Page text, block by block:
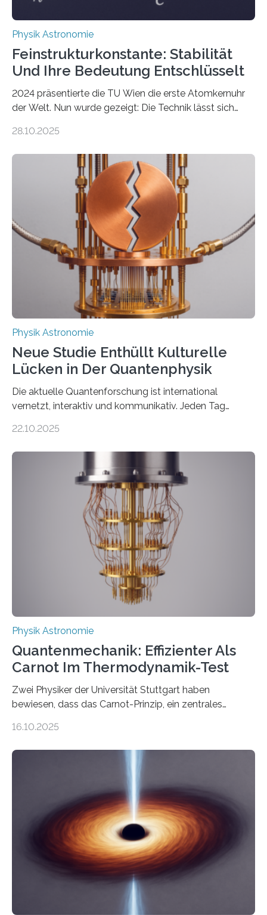
Physik Astronomie
Feinstrukturkonstante: Stabilität
Und Ihre Bedeutung Entschlüsselt
2024 präsentierte die TU Wien die erste Atomkernuhr
der Welt. Nun wurde gezeigt: Die Technik lässt sich
fundamentalen Physik nachzugehen. Thorium-
Messungen verwenden. Das hatte man jahrzehntelang
vermutet, weltweit war nach den passenden
Atomkern-Zuständen gesucht worden, 2024 gelang
einem Team der TU Wien mit Unterstützung
internationaler Partner der entscheidende Durchbruch:
Der lange diskutierte Thorium-Kernübergang wurde
gefunden. Kurz darauf konnte man zeigen, dass sich
Thorium tatsächlich nutzen lässt, um hochpräzise…
28.10.2025
Physik Astronomie
Neue Studie Enthüllt Kulturelle
Lücken in Der Quantenphysik
Die aktuelle Quantenforschung ist international
vernetzt, interaktiv und kommunikativ. Jeden Tag
oft von Autor*innen, die eng zusammenarbeiten. Neue
werden schnell weiterentwickelt. Dies ist der Alltag in
der Forschung der Quantentheorie, die dieses Jahr 100
Jahre alt geworden ist, weshalb die UNESCO 2025 zum
Internationalen Jahr der Quantenwissenschaft und -
technologie ausgerufen hat. Doch nun hat eine
internationale Forschungsgruppe um den
22.10.2025
Physik Astronomie
Quantenmechanik: Effizienter Als
Carnot Im Thermodynamik-Test
Zwei Physiker der Universität Stuttgart haben
bewiesen, dass das Carnot-Prinzip, ein zentrales
Größenordnung von Atomen gilt, deren physikalische
Quantenmotoren voranbringen. Das
Wissenschaftsjournal Science Advances veröffentlichte
die Herleitung. (DOI: 10.1126/sciadv.adw8462)
Verbrennungsmotoren oder Dampfturbinen sind
Wärmekraftmaschinen: Sie wandeln thermische
Energie in mechanische Bewegung um – oder anders
ausgedrückt, Wärme in Bewegung. In
quantenmechanischen Experimenten ist es in den…
16.10.2025